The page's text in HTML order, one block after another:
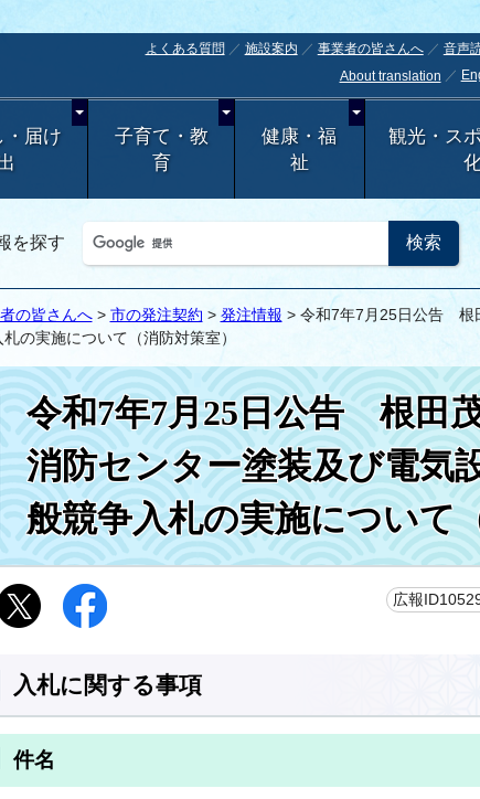
よくある質問 施設案内 事業者の皆さんへ 音声
About translation
・届け
子育て・教
育
健康・福
祉
観光・ス
を探す
の皆さんへ> 市の発注契約 > 発注情報 > 令和7年7月25日公告 根
の実施について（消防対策室）
令和7年7月25日公告 根田
消防センター塗装及び電気
般競争入札の実施について
広報
入札に関する事項
件名